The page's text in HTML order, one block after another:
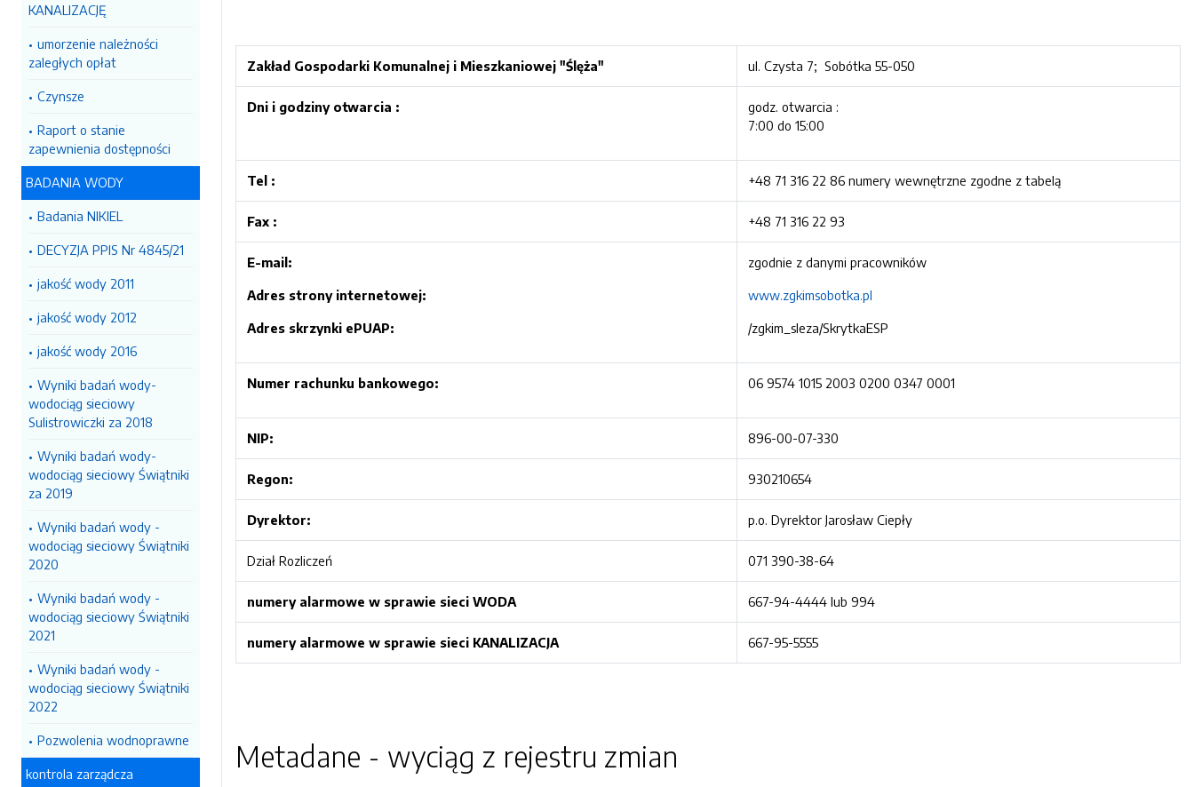
KANALIZACJĘ
umorzenie należności
zaległych opłat
Czynsze
Raport o stanie
zapewnienia dostępności
BADANIA WODY
Badania NIKIEL
DECYZJA PPIS Nr 4845/21
jakość wody 2011
jakość wody 2012
jakość wody 2016
Wyniki badań wody-
wodociąg sieciowy
Sulistrowiczki za 2018
Wyniki badań wody-
wodociąg sieciowy Świątniki
za 2019
Wyniki badań wody -
wodociąg sieciowy Świątniki
2020
Wyniki badań wody -
wodociąg sieciowy Świątniki
2021
Wyniki badań wody -
wodociąg sieciowy Świątniki
2022
Pozwolenia wodnoprawne
kontrola zarządcza
Zakład Gospodarki Komunalnej i Mieszkaniowej "Ślęża" ul. Czysta 7; Sobótka 55-050
Dni i godziny otwarcia :
godz. otwarcia :
7:00 do 15:00
Tel : +48 71 316 22 86 numery wewnętrzne zgodne z tabelą
Fax : +48 71 316 22 93
E-mail:
Adres strony internetowej:
Adres skrzynki ePUAP:
zgodnie z danymi pracowników
www.zgkimsobotka.pl
/zgkim_sleza/SkrytkaESP
Numer rachunku bankowego: 06 9574 1015 2003 0200 0347 0001
NIP: 896-00-07-330
Regon: 930210654
Dyrektor: p.o. Dyrektor Jarosław Ciepły
Dział Rozliczeń 071 390-38-64
numery alarmowe w sprawie sieci WODA 667-94-4444 lub 994
numery alarmowe w sprawie sieci KANALIZACJA 667-95-5555
Metadane - wyciąg z rejestru zmian